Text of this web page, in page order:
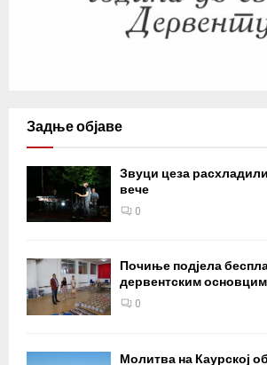
Задње објаве
Звуци цеза
вече
0
Почиње подјела
дервентским
0
Молитва на Каурској